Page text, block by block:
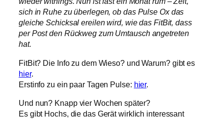
sich in Ruhe zu überlegen, ob das Pulse Ox das
gleiche Schicksal ereilen wird, wie das FitBit, dass
per Post den Rückweg zum Umtausch angetreten
hat.
FitBit? Die Info zu dem Wieso? und Warum? gibt es
hier.
Erstinfo zu ein paar Tagen Pulse: hier.
Und nun? Knapp vier Wochen später?
Es gibt Hochs, die das Gerät wirklich interessant